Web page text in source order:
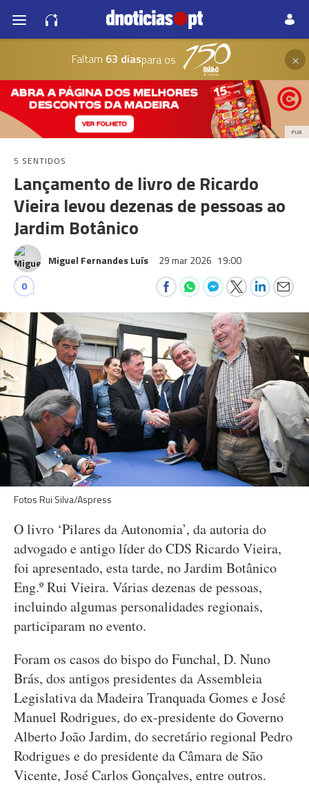
Faltam 63 diaspara os ×
PUB
5 SENTIDOS
Lançamento de livro de Ricardo
Vieira levou dezenas de pessoas ao
Jardim Botânico
Miguel Fernandes Luís 29 mar 2026 19:00
0
Fotos Rui Silva/Aspress
O livro ‘Pilares da Autonomia’, da autoria do
advogado e antigo líder do CDS Ricardo Vieira,
foi apresentado, esta tarde, no Jardim Botânico
Eng.º Rui Vieira. Várias dezenas de pessoas,
incluindo algumas personalidades regionais,
participaram no evento.
Foram os casos do bispo do Funchal, D. Nuno
Brás, dos antigos presidentes da Assembleia
Legislativa da Madeira Tranquada Gomes e José
Manuel Rodrigues, do ex-presidente do Governo
Alberto João Jardim, do secretário regional Pedro
Rodrigues e do presidente da Câmara de São
Vicente, José Carlos Gonçalves, entre outros.